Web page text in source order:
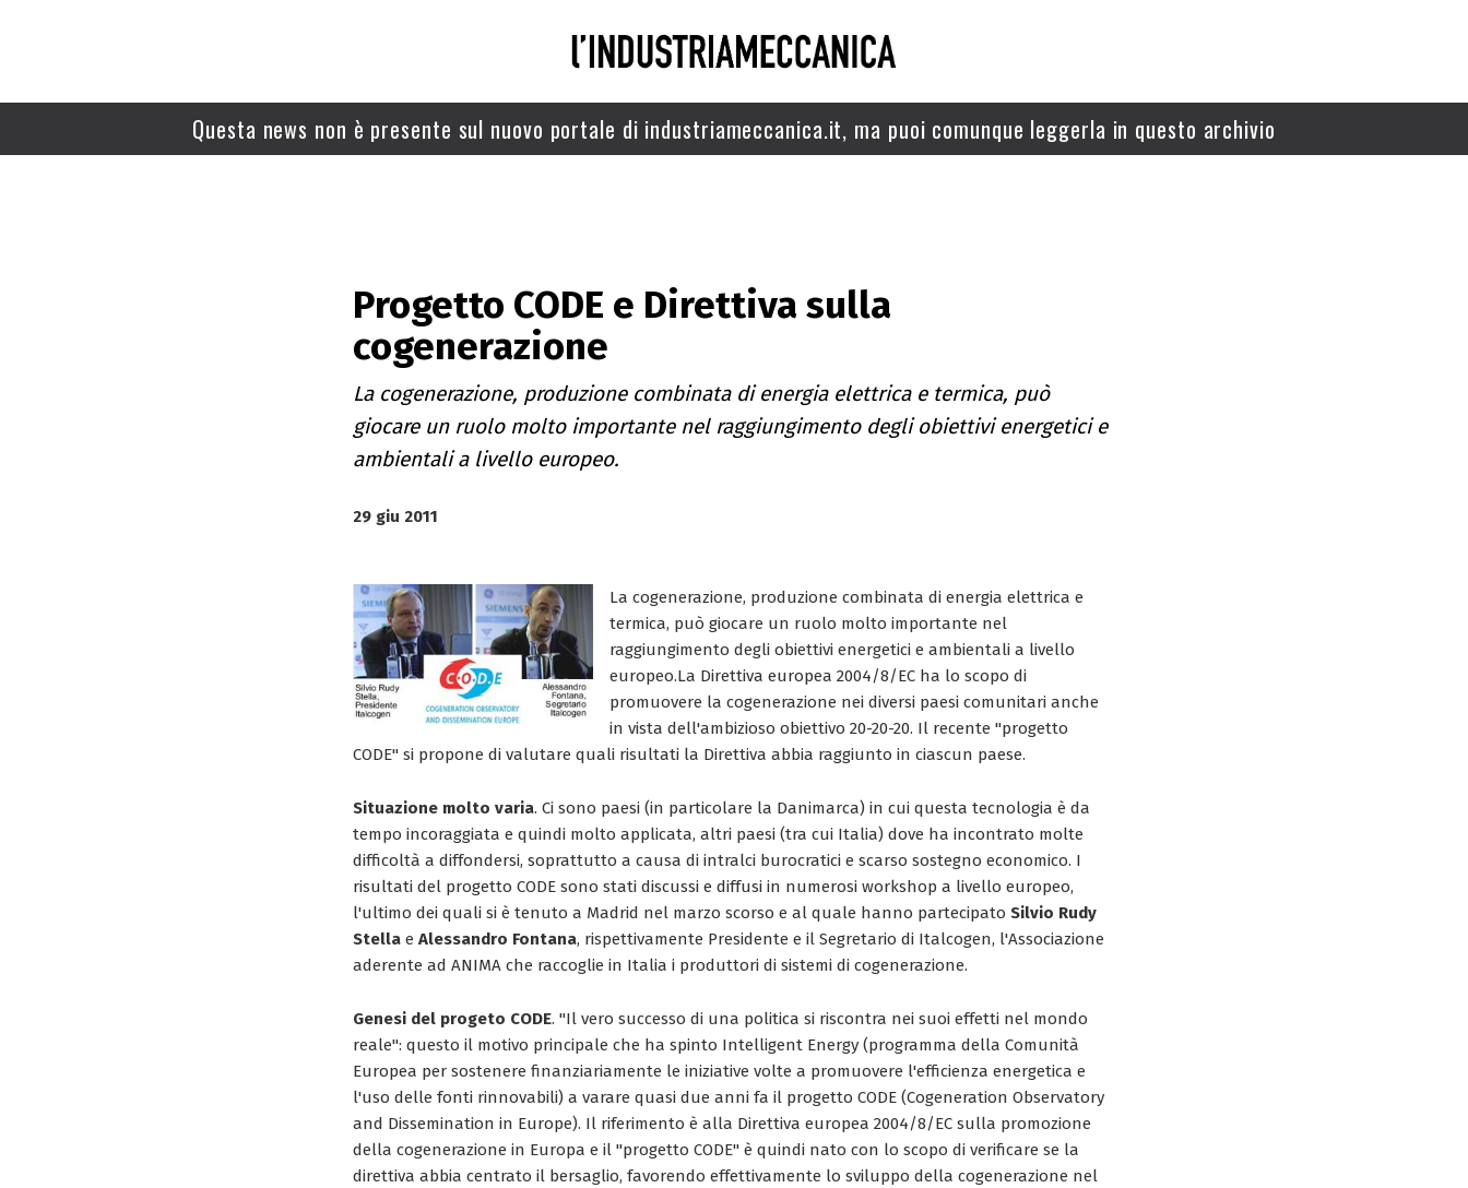
Questa news non è presente sul nuovo portale di industriameccanica.it, ma puoi comunque leggerla in questo archivio
Progetto CODE e Direttiva sulla
cogenerazione
La cogenerazione, produzione combinata di energia elettrica e termica, può
giocare un ruolo molto importante nel raggiungimento degli obiettivi energetici e
ambientali a livello europeo.
29 giu 2011
La cogenerazione, produzione combinata di energia elettrica e
termica, può giocare un ruolo molto importante nel
raggiungimento degli obiettivi energetici e ambientali a livello
europeo.La Direttiva europea 2004/8/EC ha lo scopo di
promuovere la cogenerazione nei diversi paesi comunitari anche
in vista dell'ambizioso obiettivo 20-20-20. Il recente "progetto
CODE" si propone di valutare quali risultati la Direttiva abbia raggiunto in ciascun paese.
Situazione molto varia. Ci sono paesi (in particolare la Danimarca) in cui questa tecnologia è da
tempo incoraggiata e quindi molto applicata, altri paesi (tra cui Italia) dove ha incontrato molte
difficoltà a diffondersi, soprattutto a causa di intralci burocratici e scarso sostegno economico. I
risultati del progetto CODE sono stati discussi e diffusi in numerosi workshop a livello europeo,
l'ultimo dei quali si è tenuto a Madrid nel marzo scorso e al quale hanno partecipato Silvio Rudy
Stella e Alessandro Fontana, rispettivamente Presidente e il Segretario di Italcogen, l'Associazione
aderente ad ANIMA che raccoglie in Italia i produttori di sistemi di cogenerazione.
Genesi del progeto CODE. "Il vero successo di una politica si riscontra nei suoi effetti nel mondo
reale": questo il motivo principale che ha spinto Intelligent Energy (programma della Comunità
Europea per sostenere finanziariamente le iniziative volte a promuovere l'efficienza energetica e
l'uso delle fonti rinnovabili) a varare quasi due anni fa il progetto CODE (Cogeneration Observatory
and Dissemination in Europe). Il riferimento è alla Direttiva europea 2004/8/EC sulla promozione
della cogenerazione in Europa e il "progetto CODE" è quindi nato con lo scopo di verificare se la
direttiva abbia centrato il bersaglio, favorendo effettivamente lo sviluppo della cogenerazione nel